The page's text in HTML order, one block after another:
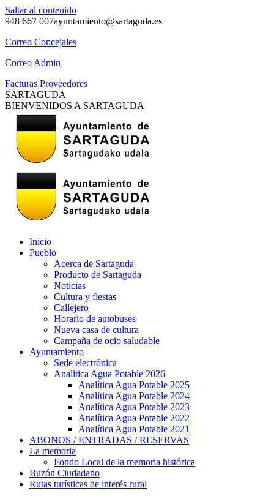
Saltar al contenido
948 667 007ayuntamiento@sartaguda.es
Correo Concejales
Correo Admin
Facturas Proveedores
SARTAGUDA
BIENVENIDOS A SARTAGUDA
Inicio
Pueblo
Acerca de Sartaguda
Producto de Sartaguda
Noticias
Cultura y fiestas
Callejero
Horario de autobuses
Nueva casa de cultura
Campaña de ocio saludable
Ayuntamiento
Sede electrónica
Analítica Agua Potable 2026
Analítica Agua Potable 2025
Analítica Agua Potable 2024
Analítica Agua Potable 2023
Analítica Agua Potable 2022
Analítica Agua Potable 2021
ABONOS / ENTRADAS / RESERVAS
La memoria
Fondo Local de la memoria histórica
Buzón Ciudadano
Rutas turísticas de interés rural